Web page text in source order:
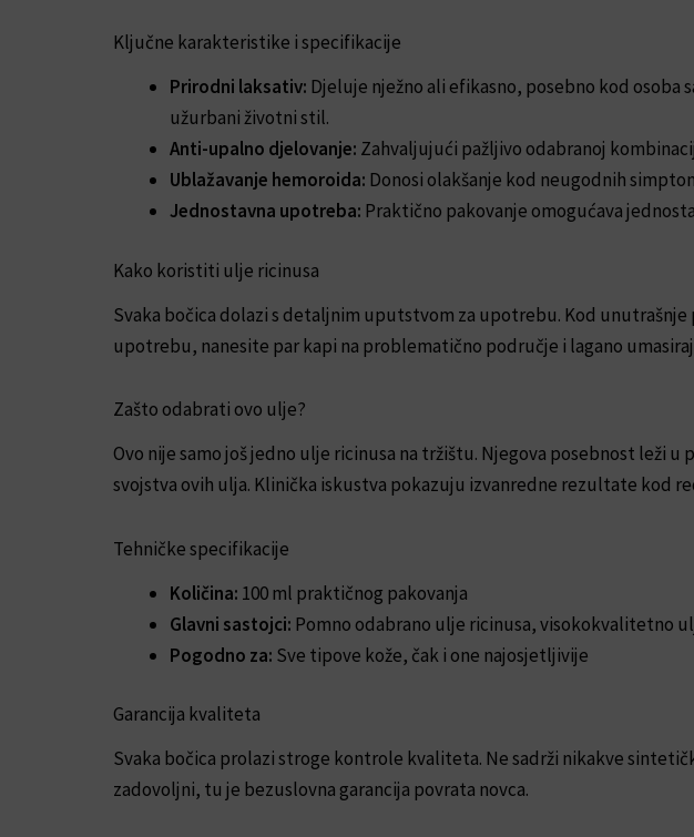
Ključne karakteristike i specifikacije
Prirodni laksativ: Djeluje nježno ali efikasno, posebno kod osoba
užurbani životni stil.
Anti-upalno djelovanje: Zahvaljujući pažljivo odabranoj
Ublažavanje hemoroida: Donosi olakšanje kod neugodnih
Jednostavna upotreba: Praktično pakovanje omogućava
Kako koristiti ulje ricinusa
Svaka bočica dolazi s detaljnim uputstvom za upotrebu. Kod
upotrebu, nanesite par kapi na problematično područje i lagano
Zašto odabrati ovo ulje?
Ovo nije samo još jedno ulje ricinusa na tržištu. Njegova posebnost leži
svojstva ovih ulja. Klinička iskustva pokazuju izvanredne rezultate kod
Tehničke specifikacije
Količina: 100 ml praktičnog pakovanja
Glavni sastojci: Pomno odabrano ulje ricinusa, visokokvalitetno
Pogodno za: Sve tipove kože, čak i one najosjetljivije
Garancija kvaliteta
Svaka bočica prolazi stroge kontrole kvaliteta. Ne sadrži nikakve
zadovoljni, tu je bezuslovna garancija povrata novca.